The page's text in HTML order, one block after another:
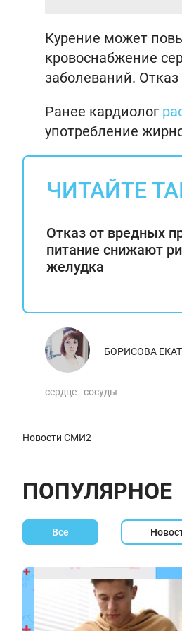
Курение может
кровоснабжение
заболеваний.
Ранее кардиолог
употребление
ЧИТАЙТЕ
Отказ от вредных
питание снижают
желудка
БОРИСОВА
сердце сосуды
Новости СМИ2
ПОПУЛЯРНОЕ
Все